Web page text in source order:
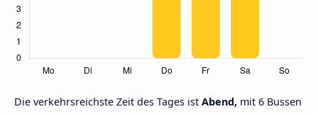
Die verkehrsreichste Zeit des Tages ist Abend, mit 6 Bussen